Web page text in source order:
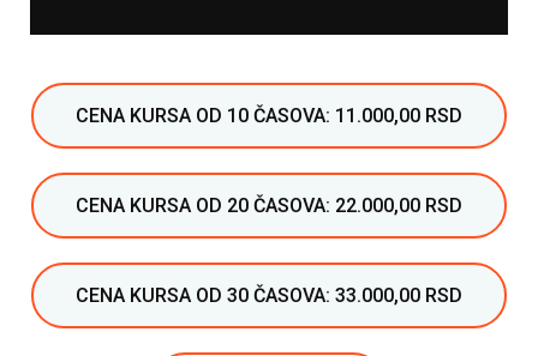
CENA KURSA OD 10 ČASOVA: 11.000,00 RSD
CENA KURSA OD 20 ČASOVA: 22.000,00 RSD
CENA KURSA OD 30 ČASOVA: 33.000,00 RSD